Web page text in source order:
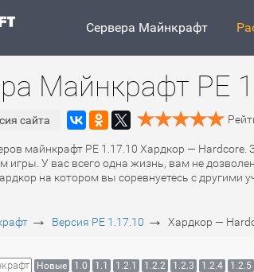
Сервера Майнкрафт
Майнкрафт PE
сайта
майнкрафт PE 1.17.10 Хардкор — Hardcore.
У вас всего одна жизнь, вам не
на котором вы соревнуетесь с другими
→ Версия PE 1.17.10 → Хардкор —
Новые 1.0 1.1 1.2.1 1.2.2 1.2.3 1.2.4 1.2.5